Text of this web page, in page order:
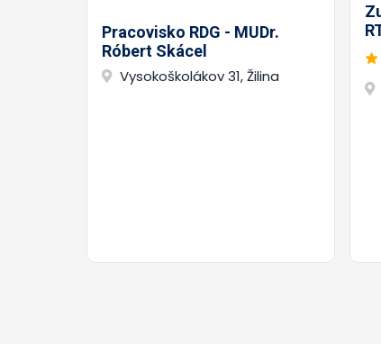
Pracovisko RDG - MUDr.
Róbert Skácel
Vysokoškolákov 31, Žilina